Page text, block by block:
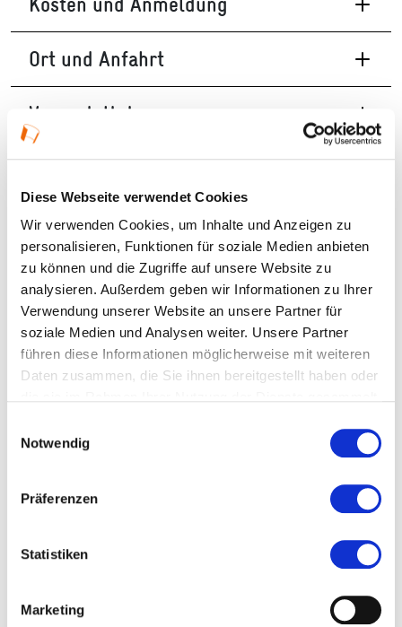
Diese Webseite verwendet Cookies
Wir verwenden Cookies, um Inhalte und Anzeigen zu
personalisieren, Funktionen für soziale Medien anbieten
zu können und die Zugriffe auf unsere Website zu
analysieren. Außerdem geben wir Informationen zu Ihrer
Verwendung unserer Website an unsere Partner für
soziale Medien und Analysen weiter. Unsere Partner
führen diese Informationen möglicherweise mit weiteren
Daten zusammen, die Sie ihnen bereitgestellt haben oder
Notwendig
Präferenzen
Statistiken
Marketing
Ort und Anfahrt
Veranstaltet von